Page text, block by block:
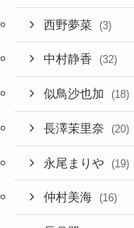
西野夢菜 (3)
中村静香 (32)
似鳥沙也加 (18)
長澤茉里奈 (20)
永尾まりや (19)
仲村美海 (16)